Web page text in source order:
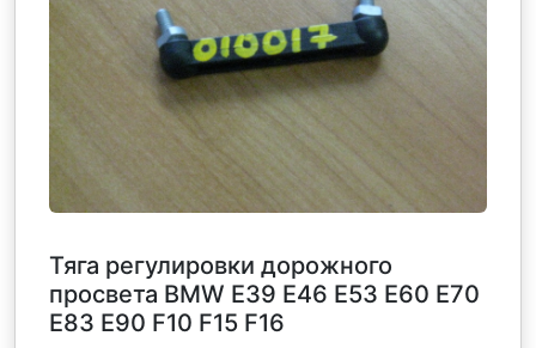
Тяга регулировки дорожного
просвета BMW E39 E46 Е53 Е60 Е70
Е83 E90 F10 F15 F16